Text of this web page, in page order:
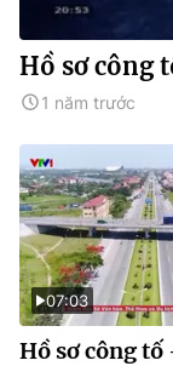
Hồ sơ công
1 năm trước
07:03
Hồ sơ công